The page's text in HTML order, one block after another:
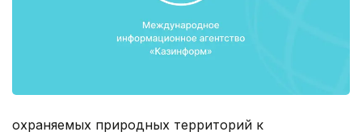
охраняемых природных территорий к